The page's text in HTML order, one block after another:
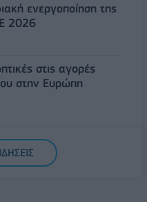
ενεργοποίηση της
2026
στις αγορές
στην Ευρώπη